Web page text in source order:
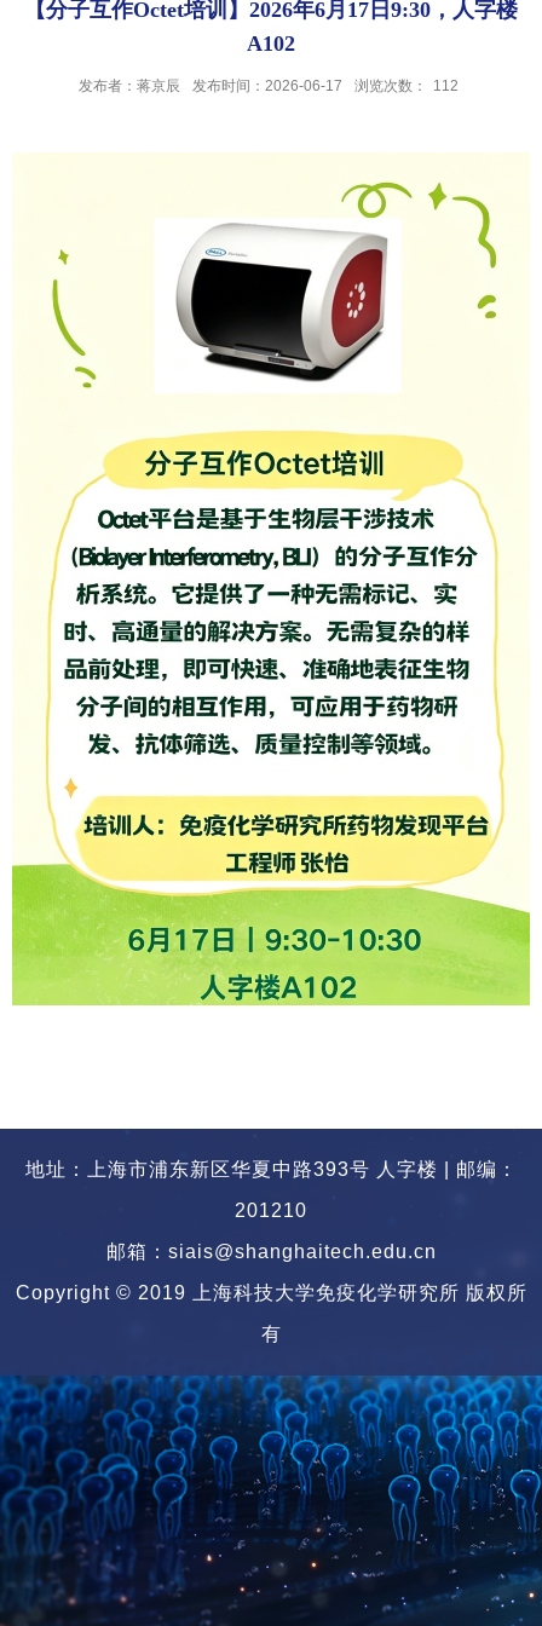
【分子互作Octet培训】2026年6月17日9:30，人字楼
A102
发布者：蒋京辰 发布时间：2026-06-17 浏览次数： 112
地址：上海市浦东新区华夏中路393号 人字楼 | 邮编：
201210
邮箱：siais@shanghaitech.edu.cn
Copyright © 2019 上海科技大学免疫化学研究所 版权所
有